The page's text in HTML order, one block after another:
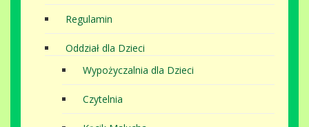
Regulamin
Oddział dla Dzieci
Wypożyczalnia dla Dzieci
Czytelnia